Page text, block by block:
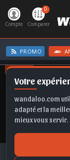
Votre
wandaloo.com
adapté et la
mieux vous servir.
Compte
0
Comparer
PROMO
OFFRES
ŠKODA Karoq 2.0